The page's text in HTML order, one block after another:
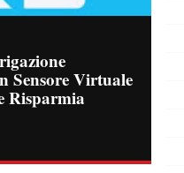
Sensore Virtuale
Risparmia